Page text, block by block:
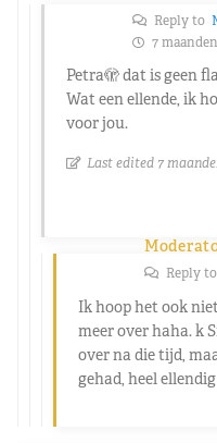
Reply to
7
Petra🫣 dat is geen
Wat een ellende, ik
voor jou.
Last edited 7
Reply to
Ik hoop het ook
meer over haha. k
over na die tijd,
gehad, heel